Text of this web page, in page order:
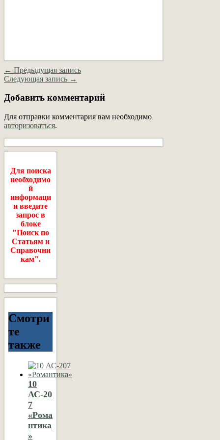
← Предыдущая запись
Следующая запись →
Добавить комментарий
Для отправки комментария вам необходимо
авторизоваться.
Для поиска
необходимо
й
информаци
и введите
запрос в
блоке
"Поиск по
Статьям и
Справочни
кам".
Смотри
те
также
10
АС-20
7
«Рома
нтика
»